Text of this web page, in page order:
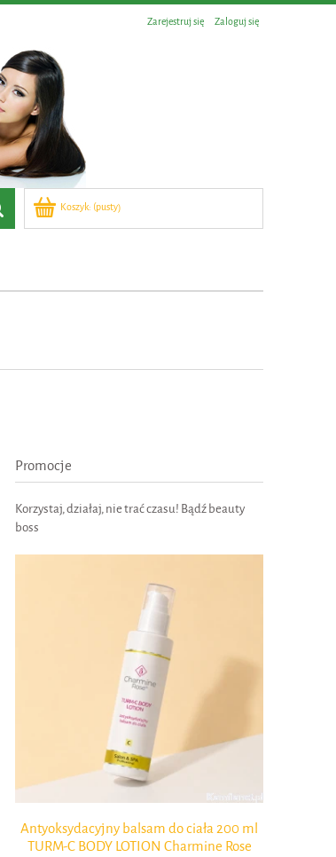
Zarejestruj się Zaloguj się
Koszyk: (pusty)
Promocje
Korzystaj, działaj, nie trać czasu! Bądź beauty
boss
Antyoksydacyjny balsam do ciała 200 ml
TURM-C BODY LOTION Charmine Rose